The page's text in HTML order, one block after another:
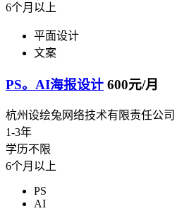
6个月以上
平面设计
文案
PS。AI海报设计 600元/月
杭州设绘兔网络技术有限责任公司
1-3年
学历不限
6个月以上
PS
AI